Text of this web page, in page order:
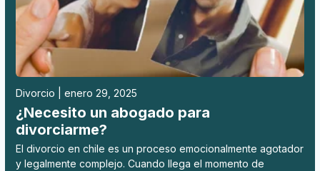
Divorcio | enero 29, 2025
¿Necesito un abogado para
divorciarme?
El divorcio en chile es un proceso emocionalmente agotador
y legalmente complejo. Cuando llega el momento de